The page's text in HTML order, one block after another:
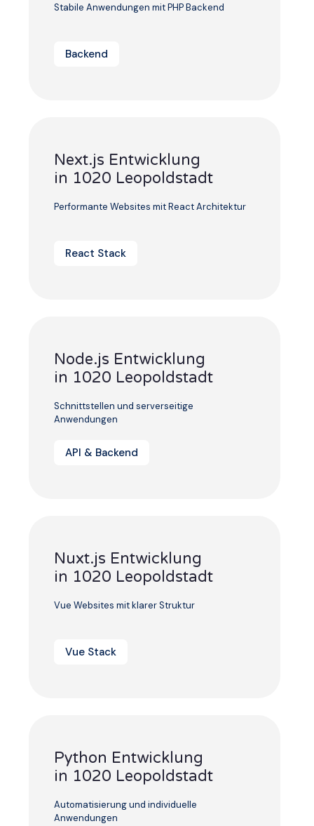
Stabile Anwendungen mit PHP Backend
Backend
Next.js Entwicklung
in 1020 Leopoldstadt
Performante Websites mit React Architektur
React Stack
Node.js Entwicklung
in 1020 Leopoldstadt
Schnittstellen und serverseitige
Anwendungen
API & Backend
Nuxt.js Entwicklung
in 1020 Leopoldstadt
Vue Websites mit klarer Struktur
Vue Stack
Python Entwicklung
in 1020 Leopoldstadt
Automatisierung und individuelle
Anwendungen